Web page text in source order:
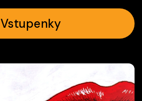
Vstupenky